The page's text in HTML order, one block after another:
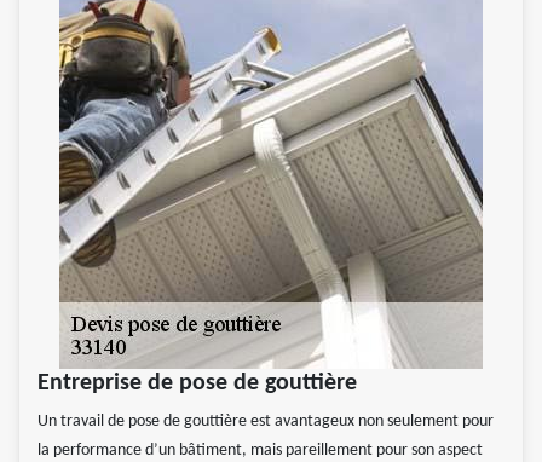
Entreprise de pose de gouttière
Un travail de pose de gouttière est avantageux non seulement pour
la performance d’un bâtiment, mais pareillement pour son aspect